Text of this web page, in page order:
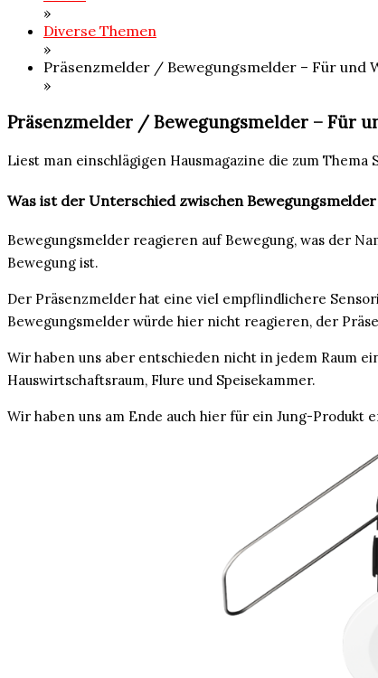
»
Diverse Themen
»
Präsenzmelder / Bewegungsmelder – Für und
»
Präsenzmelder / Bewegungsmelder – Für
Liest man einschlägigen Hausmagazine die zum
Was ist der Unterschied zwischen
Bewegungsmelder reagieren auf Bewegung, was der
Bewegung ist.
Der Präsenzmelder hat eine viel empflindlichere
Bewegungsmelder würde hier nicht reagieren, der
Wir haben uns aber entschieden nicht in jedem Raum
Hauswirtschaftsraum, Flure und Speisekammer.
Wir haben uns am Ende auch hier für ein Jung-Produkt